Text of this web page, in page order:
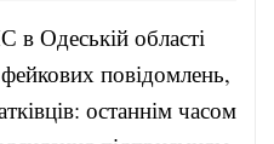
в Одеській області
повідомлень,
останнім часом